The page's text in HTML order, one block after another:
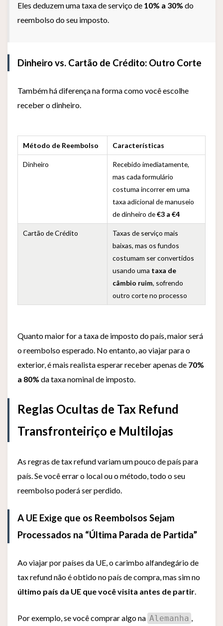
Eles deduzem uma taxa de serviço de 10% a 30% do
reembolso do seu imposto.
Dinheiro vs. Cartão de Crédito: Outro Corte
Também há diferença na forma como você escolhe
receber o dinheiro.
Método de Reembolso Características
Dinheiro
Recebido imediatamente,
mas cada formulário
costuma incorrer em uma
taxa adicional de manuseio
de dinheiro de€3 a €4
Cartão de Crédito
Taxas de serviço mais
baixas, mas os fundos
costumam ser convertidos
usando uma taxa de
câmbio ruim, sofrendo
outro corte no processo
Quanto maior for a taxa de imposto do país, maior será
o reembolso esperado. No entanto, ao viajar para o
exterior, é mais realista esperar receber apenas de 70%
a 80% da taxa nominal de imposto.
Reglas Ocultas de Tax Refund
Transfronteiriço e Multilojas
As regras de tax refund variam um pouco de país para
país. Se você errar o local ou o método, todo o seu
reembolso poderá ser perdido.
A UE Exige que os Reembolsos Sejam
Processados na “Última Parada de Partida”
Ao viajar por países da UE, o carimbo alfandegário de
tax refund não é obtido no país de compra, mas sim no
último país da UE que você visita antes de partir.
Por exemplo, se você comprar algo na Alemanha ,